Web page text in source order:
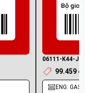
Bộ
06111-K44-
99.459 ₫
ENG: